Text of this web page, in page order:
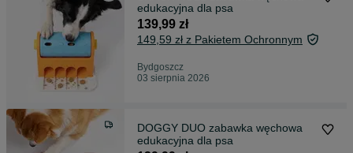
edukacyjna dla psa
139,99 zł
149,59 zł z Pakietem Ochronnym
Bydgoszcz
03 sierpnia 2026
DOGGY DUO zabawka węchowa
edukacyjna dla psa